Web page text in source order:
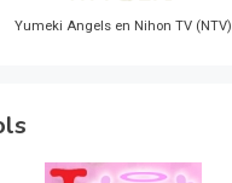
Yumeki Angels en Nihon TV (NTV)